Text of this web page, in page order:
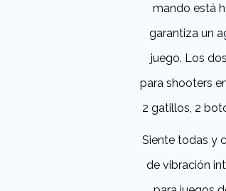
mando está
garantiza un
juego. Los
para shooters
2 gatillos, 2
Siente todas y
de vibración